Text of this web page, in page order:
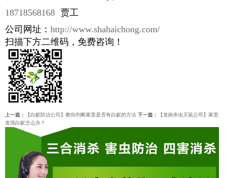
18718568168 贾工
公司网址： http://www.shahaichong.com/
扫描下方二维码，免费咨询！
上一篇： 【白蚁防治公司】教你判断家里是否有白蚁的方法 下一篇：
【龙岗杀虫灭鼠公司】家里
发现白蚁怎么办？